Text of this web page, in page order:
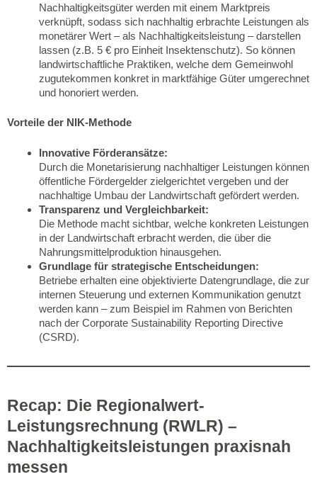
Nachhaltigkeitsgüter werden mit einem Marktpreis
verknüpft, sodass sich nachhaltig erbrachte Leistungen als
monetärer Wert – als Nachhaltigkeitsleistung – darstellen
lassen (z.B. 5 € pro Einheit Insektenschutz). So können
landwirtschaftliche Praktiken, welche dem Gemeinwohl
zugutekommen konkret in marktfähige Güter umgerechnet
und honoriert werden.
Vorteile der NIK-Methode
Innovative Förderansätze:
Durch die Monetarisierung nachhaltiger Leistungen können
öffentliche Fördergelder zielgerichtet vergeben und der
nachhaltige Umbau der Landwirtschaft gefördert werden.
Transparenz und Vergleichbarkeit:
Die Methode macht sichtbar, welche konkreten Leistungen
in der Landwirtschaft erbracht werden, die über die
Nahrungsmittelproduktion hinausgehen.
Grundlage für strategische Entscheidungen:
Betriebe erhalten eine objektivierte Datengrundlage, die zur
internen Steuerung und externen Kommunikation genutzt
werden kann – zum Beispiel im Rahmen von Berichten
nach der Corporate Sustainability Reporting Directive
(CSRD).
Recap: Die Regionalwert-
Leistungsrechnung (RWLR) –
Nachhaltigkeitsleistungen praxisnah
messen